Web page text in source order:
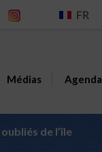
FR
Médias Agenda
de l’île